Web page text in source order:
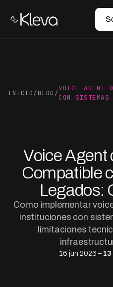
INICIO/BLOG /
VOICE AGENT
CON
Voice Agent
Compatible
Legados:
Como implementar
instituciones con
limitaciones
16 jun 2026 –